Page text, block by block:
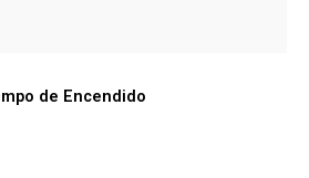
de Encendido